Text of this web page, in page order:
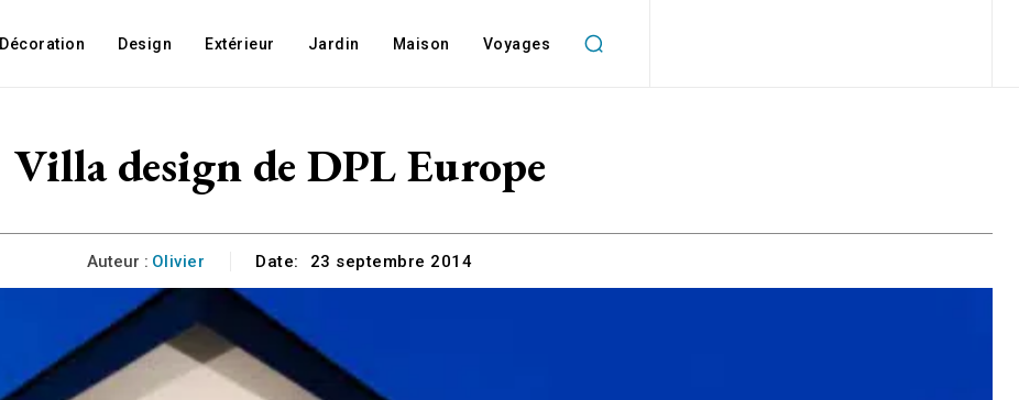
Décoration Design Extérieur Jardin Maison Voyages
Villa design de DPL Europe
Auteur : Olivier Date: 23 septembre 2014